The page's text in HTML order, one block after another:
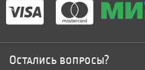
Остались вопросы?